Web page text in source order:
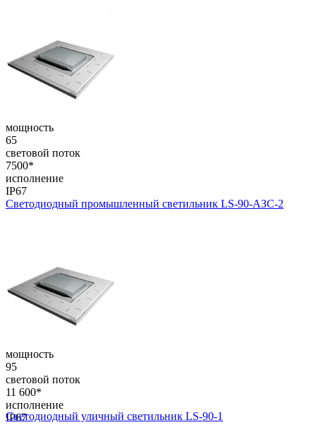
мощность
65
световой поток
7500*
исполнение
IP67
Светодиодный промышленный светильник LS-90-АЗС-2
мощность
95
световой поток
11 600*
исполнение
IP67
Светодиодный уличный светильник LS-90-1